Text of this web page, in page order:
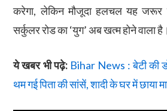
करेगा, लेकिन मौजूदा हलचल यह
सर्कुलर रोड का ‘युग’ अब खत्म होने वाला है।
ये खबर भी पढ़े: Bihar News : बेटी की
थम गई पिता की सांसें, शादी के घर में छाया